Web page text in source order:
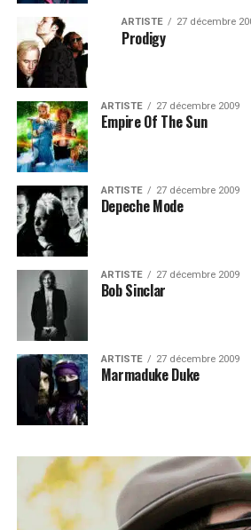
ARTISTE 27 décembre
Prodigy
ARTISTE 27 décembre 2009
Empire Of The Sun
ARTISTE 27 décembre 2009
Depeche Mode
ARTISTE 27 décembre 2009
Bob Sinclar
ARTISTE 27 décembre 2009
Marmaduke Duke